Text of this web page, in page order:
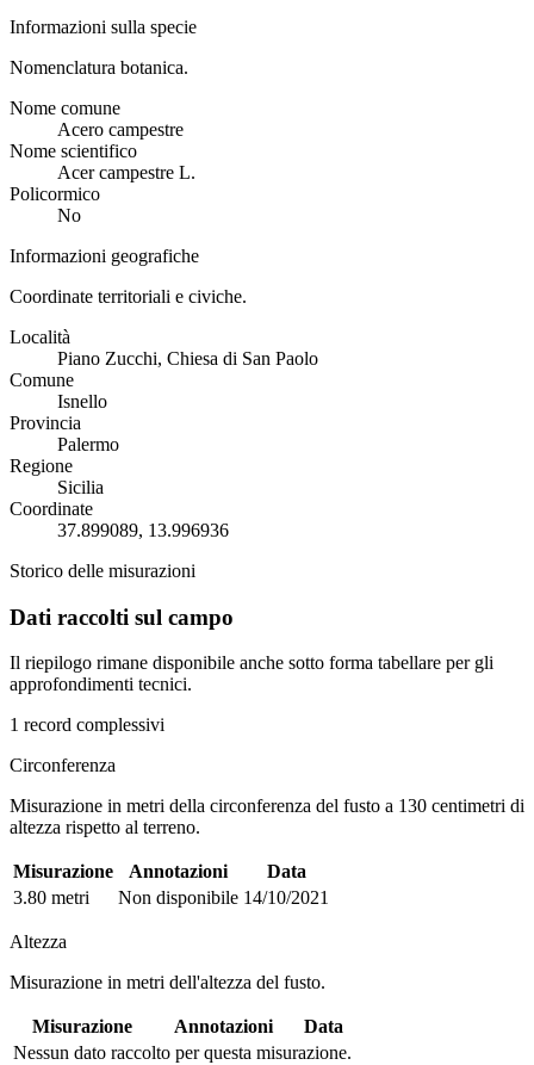
Informazioni sulla specie
Nomenclatura botanica.
Nome comune
Acero campestre
Nome scientifico
Acer campestre L.
Policormico
No
Informazioni geografiche
Coordinate territoriali e civiche.
Località
Piano Zucchi, Chiesa di San Paolo
Comune
Isnello
Provincia
Palermo
Regione
Sicilia
Coordinate
37.899089, 13.996936
Storico delle misurazioni
Dati raccolti sul campo
Il riepilogo rimane disponibile anche sotto forma tabellare per gli
approfondimenti tecnici.
1 record complessivi
Circonferenza
Misurazione in metri della circonferenza del fusto a 130 centimetri di
altezza rispetto al terreno.
Misurazione Annotazioni
Data
3.80 metri
Non disponibile 14/10/2021
Altezza
Misurazione in metri dell'altezza del fusto.
Misurazione Annotazioni
Data
Nessun dato raccolto per questa misurazione.